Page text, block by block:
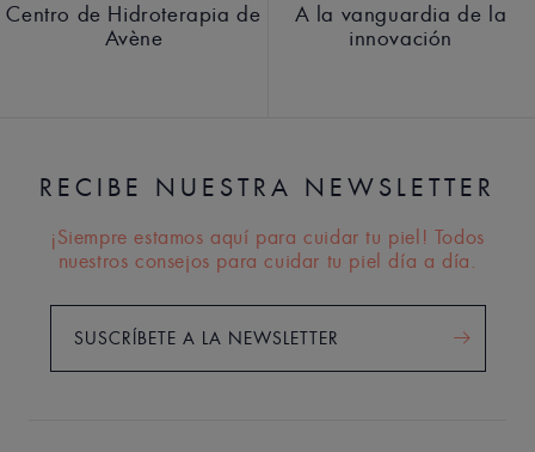
Centro de Hidroterapia de
Avène
A la vanguardia de la
innovación
RECIBE NUESTRA NEWSLETTER
¡Siempre estamos aquí para cuidar tu piel! Todos
nuestros consejos para cuidar tu piel día a día.
SUSCRÍBETE A LA NEWSLETTER